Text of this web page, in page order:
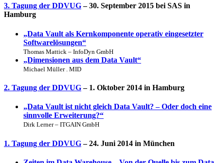
3. Tagung der DDVUG– 30. September 2015 bei SAS in
Hamburg
„Data Vault als Kernkomponente operativ eingesetzter
Softwarelösungen“
Thomas Mattick – InfoDyn GmbH
„Dimensionen aus dem Data Vault“
Michael Müller . MID
2. Tagung der DDVUG– 1. Oktober 2014 in Hamburg
„Data Vault ist nicht gleich Data Vault? – Oder doch eine
sinnvolle Erweiterung?“
Dirk Lerner – ITGAIN GmbH
1. Tagung der DDVUG– 24. Juni 2014 in München